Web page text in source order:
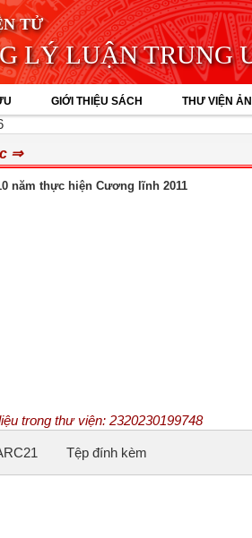
TỬ
LÝ LUẬN TRUNG
GIỚI THIỆU SÁCH THƯ VIỆN
⇒
năm thực hiện Cương lĩnh 2011
trong thư viện: 2320230199748